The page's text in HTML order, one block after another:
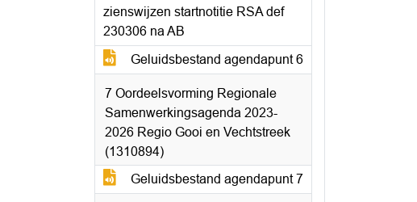
zienswijzen startnotitie RSA def
230306 na AB
Geluidsbestand agendapunt 6
7 Oordeelsvorming Regionale
Samenwerkingsagenda 2023-
2026 Regio Gooi en Vechtstreek
(1310894)
Geluidsbestand agendapunt 7